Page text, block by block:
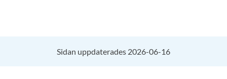
Sidan uppdaterades 2026-06-16